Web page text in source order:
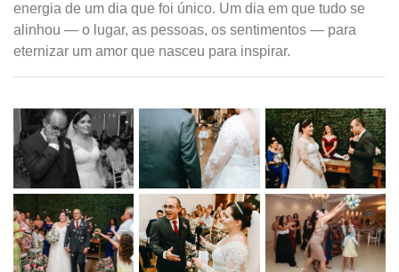
energia de um dia que foi único. Um dia em que tudo se
alinhou — o lugar, as pessoas, os sentimentos — para
eternizar um amor que nasceu para inspirar.